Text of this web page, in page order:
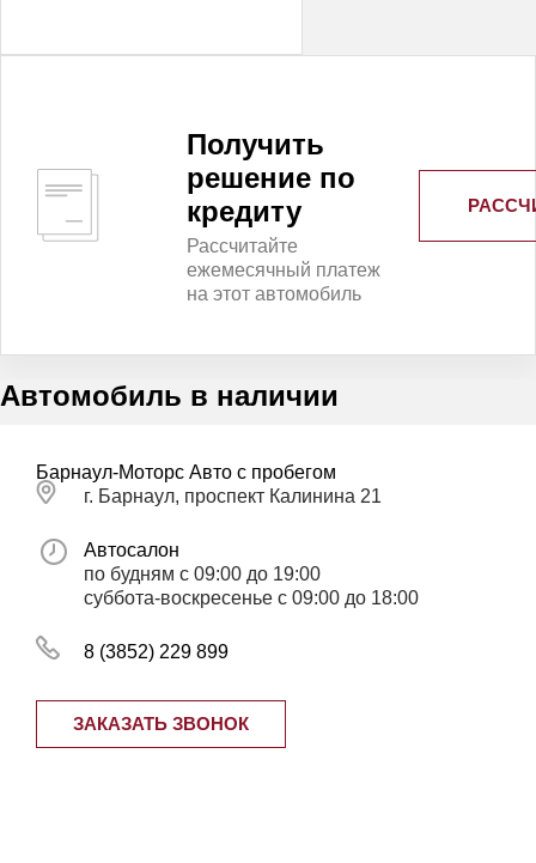
Получить
решение по
кредиту
Рассчитайте
ежемесячный платеж
на этот автомобиль
Автомобиль в наличии
Барнаул-Моторс Авто с пробегом
г. Барнаул, проспект Калинина 21
Автосалон
по будням с 09:00 до 19:00
суббота-воскресенье с 09:00 до 18:00
8 (3852) 229 899
ЗАКАЗАТЬ ЗВОНОК